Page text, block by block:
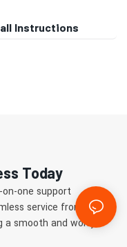
Instructions
Today
one support
service from
smooth and worry-